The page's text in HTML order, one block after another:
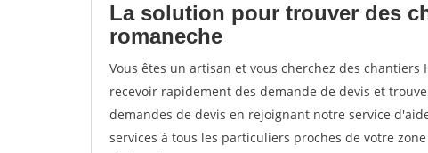
La solution pour trouver des
romaneche
Vous êtes un artisan et vous cherchez des
recevoir rapidement des demande de devis et
demandes de devis en rejoignant notre service
services à tous les particuliers proches de votre